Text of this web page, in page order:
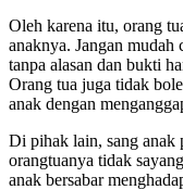
Oleh karena itu, orang
anaknya. Jangan mudah
tanpa alasan dan bukti
Orang tua juga tidak
Di pihak lain, sang anak
orangtuanya tidak